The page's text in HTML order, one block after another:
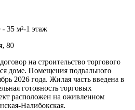
- 35 м²-1 этаж
80
на строительство торгового
доме. Помещения подвального
2026 года. Жилая часть введена в
готовность торговых
расположен на оживленном
Налибокская.